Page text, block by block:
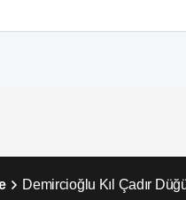
Demircioğlu Kıl Çadır